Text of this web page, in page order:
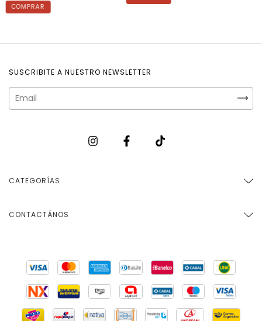
COMPRAR
SUSCRIBITE A NUESTRO NEWSLETTER
CATEGORÍAS
CONTACTÁNOS